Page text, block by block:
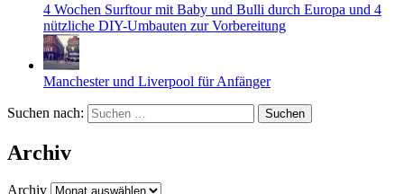
4 Wochen Surftour mit Baby und Bulli durch Europa und 4
nützliche DIY-Umbauten zur Vorbereitung
Manchester und Liverpool für Anfänger
Suchen nach:
Archiv
Archiv